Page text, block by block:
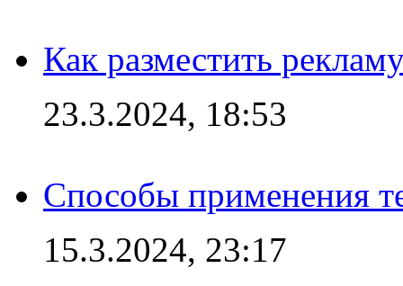
Как разместить
23.3.2024, 18:53
Способы применения
15.3.2024, 23:17